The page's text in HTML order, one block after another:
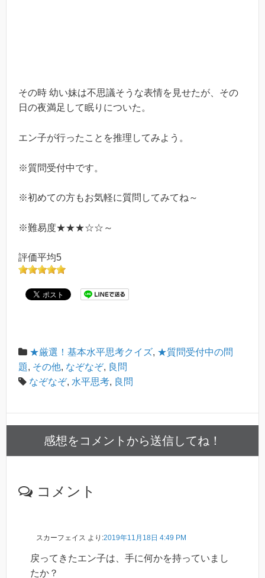
その時 幼い妹は不思議そうな表情を見せたが、その
日の夜満足して眠りについた。
エン子が行ったことを推理してみよう。
※質問受付中です。
※初めての方もお気軽に質問してみてね～
※難易度★★★☆☆～
評価平均5
★厳選！基本水平思考クイズ, ★質問受付中の問
題, その他, なぞなぞ, 良問
なぞなぞ, 水平思考, 良問
感想をコメントから送信してね！
コメント
スカーフェイス より:2019年11月18日 4:49 PM
戻ってきたエン子は、手に何かを持っていまし
たか？